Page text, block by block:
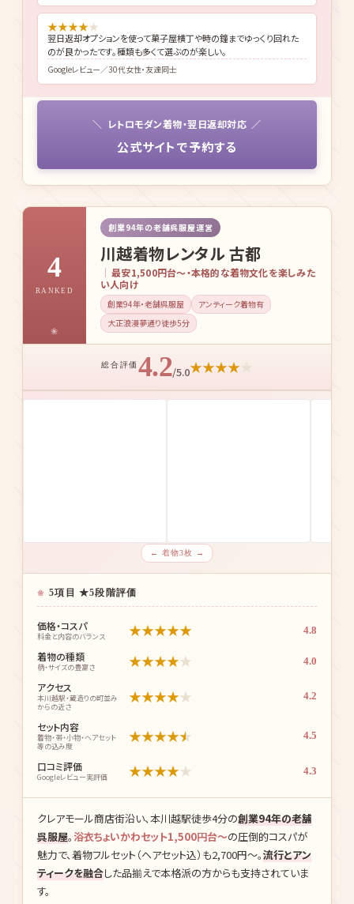
★★★★★
翌日返却オプションを使って菓子屋横丁や時の鐘までゆっくり回れた
のが良かったです。種類も多くて選ぶのが楽しい。
Googleレビュー／30代女性・友達同士
レトロモダン着物・翌日返却対応
公式サイトで予約する
4
RANKED
創業94年の老舗呉服屋運営
川越着物レンタル 古都
最安1,500円台〜・本格的な着物文化を楽しみた
い人向け
創業94年・老舗呉服屋
アンティーク着物有
大正浪漫夢通り徒歩5分
総合評価 4.2/5.0★★★★★
価格・コスパ
料金と内容のバランス ★
着物の種類
柄・サイズの豊富さ ★★★★★ 4.0
アクセス
本川越駅・蔵造りの町並み
からの近さ
★★★★★ 4.2
セット内容
着物・帯・小物・ヘアセット
等の込み度
★★★★★ 4.5
口コミ評価
Googleレビュー実評価 ★★★★★ 4.3
クレアモール商店街沿い、本川越駅徒歩4分の
呉服屋。浴衣ちょいかわセット1,500円台〜の圧倒的コスパが
魅力で、着物フルセット（ヘアセット込）も2,700円〜。流行とアン
ティークを融合した品揃えで本格派の方からも支持されていま
す。
最安料金